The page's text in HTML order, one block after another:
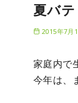
夏バテ
2015年7月
家庭内で
今年は、